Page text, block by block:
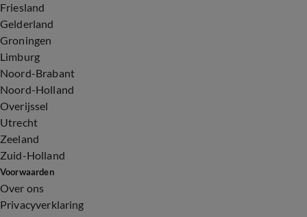
Friesland
Gelderland
Groningen
Limburg
Noord-Brabant
Noord-Holland
Overijssel
Utrecht
Zeeland
Zuid-Holland
Voorwaarden
Over ons
Privacyverklaring